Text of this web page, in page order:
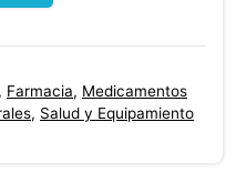
, Farmacia, Medicamentos
, Salud y Equipamiento